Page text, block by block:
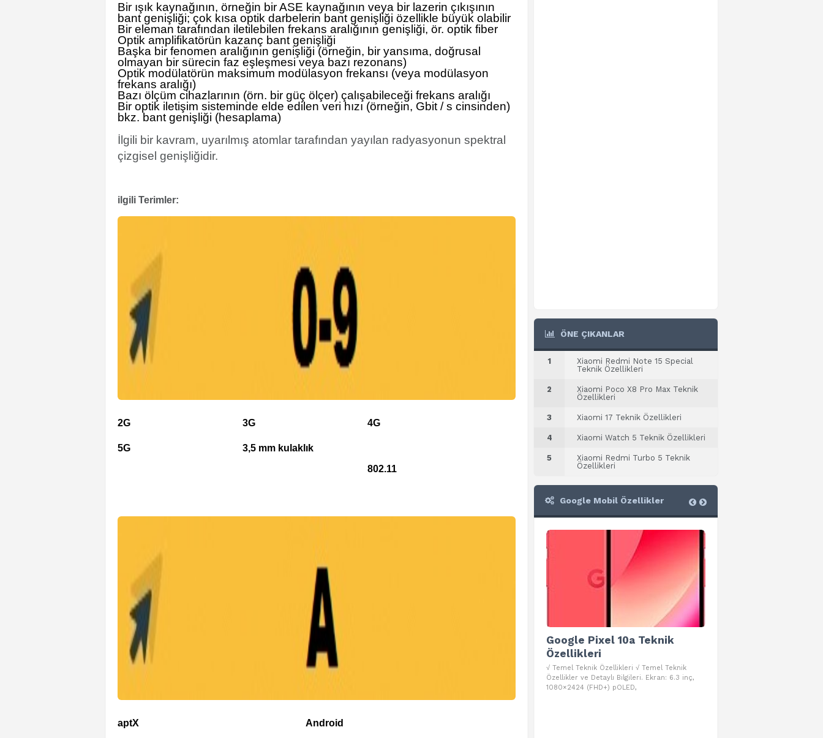
Bir ışık kaynağının, örneğin bir ASE kaynağının veya bir lazerin çıkışının
bant genişliği; çok kısa optik darbelerin bant genişliği özellikle büyük olabilir
Bir eleman tarafından iletilebilen frekans aralığının genişliği, ör. optik fiber
Optik amplifikatörün kazanç bant genişliği
Başka bir fenomen aralığının genişliği (örneğin, bir yansıma, doğrusal
olmayan bir sürecin faz eşleşmesi veya bazı rezonans)
Optik modülatörün maksimum modülasyon frekansı (veya modülasyon
frekans aralığı)
Bazı ölçüm cihazlarının (örn. bir güç ölçer) çalışabileceği frekans aralığı
Bir optik iletişim sisteminde elde edilen veri hızı (örneğin, Gbit / s cinsinden)
bkz. bant genişliği (hesaplama)
İlgili bir kavram, uyarılmış atomlar tarafından yayılan radyasyonun spektral
çizgisel genişliğidir.
ilgili Terimler:
2G 3G 4G
5G
3,5 mm kulaklık
802.11
aptX
Android
ÖNE ÇIKANLAR
1
Xiaomi Redmi Note 15 Special
Teknik Özellikleri
2
Xiaomi Poco X8 Pro Max Teknik
Özellikleri
3 Xiaomi 17 Teknik Özellikleri
4 Xiaomi Watch 5 Teknik Özellikleri
5
Xiaomi Redmi Turbo 5 Teknik
Özellikleri
Google Mobil Özellikler
Google Pixel 10a Teknik
Özellikleri
√ Temel Teknik Özellikleri √ Temel Teknik
Özellikler ve Detaylı Bilgileri. Ekran: 6.3 inç,
1080×2424 (FHD+) pOLED,